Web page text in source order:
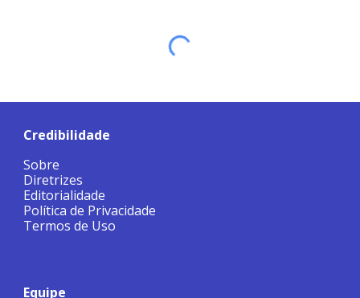
Credibilidade
Sobre
Diretrizes
Editorialidade
Política de Privacidade
Termos de Uso
Equipe